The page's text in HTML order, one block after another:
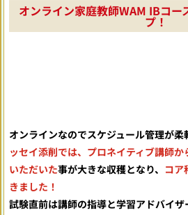
オンライン家庭教師WAM IBコー
プ！
オンラインなのでスケジュール管理が柔
ッセイ添削では、プロネイティブ講師
いただいた事が大きな収穫となり、 コア
きました！
試験直前は講師の指導と学習アドバイザ